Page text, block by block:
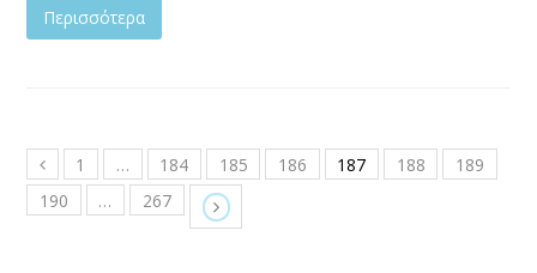
Περισσότερα
1 … 184 185 186 187 188
189
190
… 267